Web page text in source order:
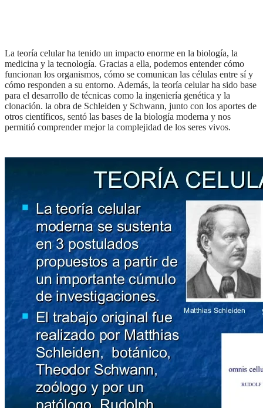
La teoría celular ha tenido un impacto enorme en la biología, la
medicina y la tecnología. Gracias a ella, podemos entender cómo
funcionan los organismos, cómo se comunican las células entre sí y
cómo responden a su entorno. Además, la teoría celular ha sido base
para el desarrollo de técnicas como la ingeniería genética y la
clonación. la obra de Schleiden y Schwann, junto con los aportes de
otros científicos, sentó las bases de la biología moderna y nos
permitió comprender mejor la complejidad de los seres vivos.